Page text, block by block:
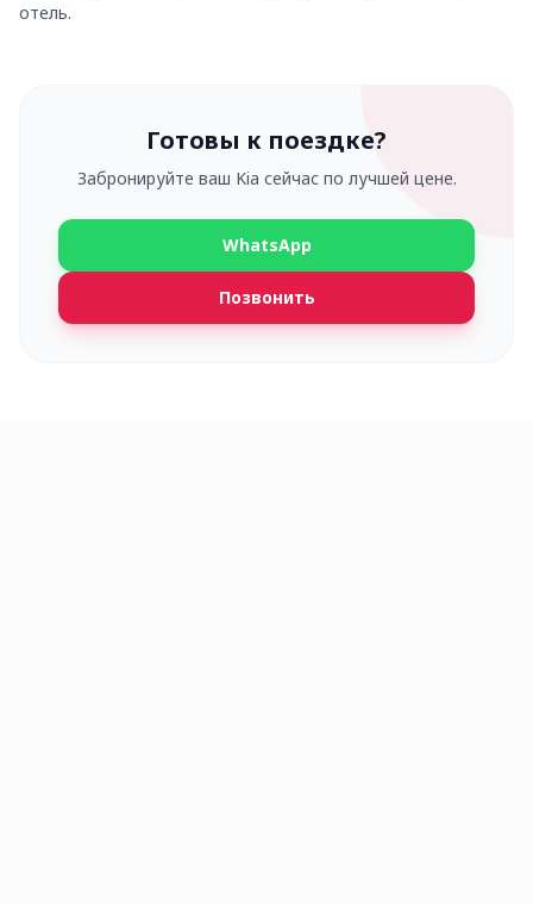
отель.
Готовы к поездке?
Забронируйте ваш Kia сейчас по лучшей цене.
WhatsApp
Позвонить